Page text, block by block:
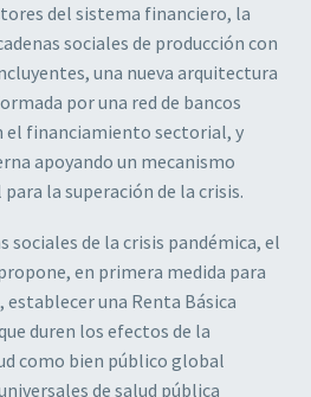
del sistema financiero, la
sociales de producción con
una nueva arquitectura
por una red de bancos
el financiamiento sectorial, y
apoyando un mecanismo
la superación de la crisis.
sociales de la crisis pandémica, el
en primera medida para
una Renta Básica
duren los efectos de la
como bien público global
de salud pública